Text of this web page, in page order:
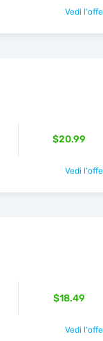
Vedi
$20.99
Vedi
$18.49
Vedi